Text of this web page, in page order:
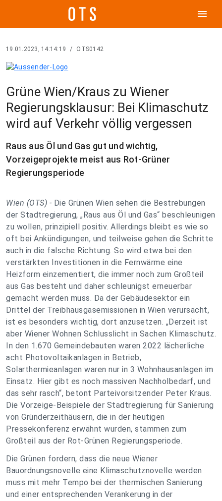
menu
19.01.2023, 14:14:19 / OTS0142
Grüne Wien/Kraus zu Wiener
Regierungsklausur: Bei Klimaschutz
wird auf Verkehr völlig vergessen
Raus aus Öl und Gas gut und wichtig,
Vorzeigeprojekte meist aus Rot-Grüner
Regierungsperiode
Wien (OTS) - Die Grünen Wien sehen die Bestrebungen
der Stadtregierung, „Raus aus Öl und Gas“ beschleunigen
zu wollen, prinzipiell positiv. Allerdings bleibt es wie so
oft bei Ankündigungen, und teilweise gehen die Schritte
auch in die falsche Richtung. So wird etwa bei den
verstärkten Investitionen in die Fernwärme eine
Heizform einzementiert, die immer noch zum Großteil
aus Gas besteht und daher schleunigst erneuerbar
gemacht werden muss. Da der Gebäudesektor ein
Drittel der Treibhausgasemissionen in Wien verursacht,
ist es besonders wichtig, dort anzusetzen. „Derzeit ist
aber Wiener Wohnen Schlusslicht in Sachen Klimaschutz.
In den 1.670 Gemeindebauten waren 2022 lächerliche
acht Photovoltaikanlagen in Betrieb,
Solarthermieanlagen waren nur in 3 Wohnhausanlagen im
Einsatz. Hier gibt es noch massiven Nachholbedarf, und
das sehr rasch“, betont Parteivorsitzender Peter Kraus.
Die Vorzeige-Beispiele der Stadtregierung für Sanierung
von Gründerzeithäusern, die in der heutigen
Pressekonferenz erwähnt wurden, stammen zum
Großteil aus der Rot-Grünen Regierungsperiode.
Die Grünen fordern, dass die neue Wiener
Bauordnungsnovelle eine Klimaschutznovelle werden
muss mit mehr Tempo bei der thermischen Sanierung
und einer entsprechenden Verankerung in der